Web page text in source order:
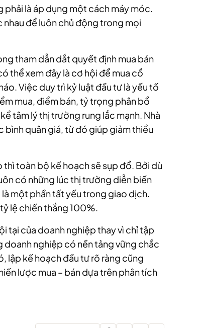
phải là áp dụng một cách máy móc.
nhau để luôn chủ động trong mọi
tham dẫn dắt quyết định mua bán
thể xem đây là cơ hội để mua cổ
Việc duy trì kỷ luật đầu tư là yếu tố
mua, điểm bán, tỷ trọng phân bổ
tâm lý thị trường rung lắc mạnh. Nhà
quân giá, từ đó giúp giảm thiểu
thì toàn bộ kế hoạch sẽ sụp đổ. Bởi dù
có những lúc thị trường diễn biến
một phần tất yếu trong giao dịch.
lệ chiến thắng 100%.
tại của doanh nghiệp thay vì chỉ tập
doanh nghiệp có nền tảng vững chắc
lập kế hoạch đầu tư rõ ràng cũng
lược mua – bán dựa trên phân tích